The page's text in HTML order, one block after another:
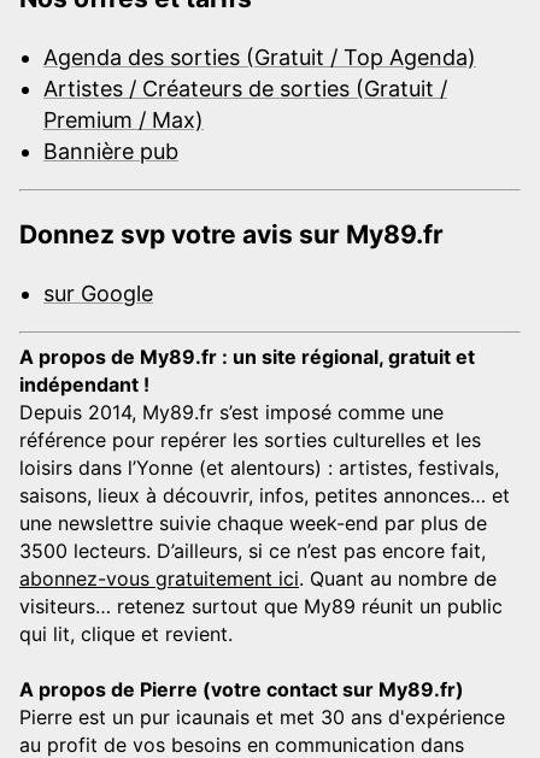
Agenda des sorties (Gratuit / Top Agenda)
Artistes / Créateurs de sorties (Gratuit /
Premium / Max)
Bannière pub
Donnez svp votre avis sur My89.fr
sur Google
A propos de My89.fr : un site régional, gratuit et
indépendant !
Depuis 2014, My89.fr s’est imposé comme une
référence pour repérer les sorties culturelles et les
loisirs dans l’Yonne (et alentours) : artistes, festivals,
saisons, lieux à découvrir, infos, petites annonces… et
une newslettre suivie chaque week-end par plus de
3500 lecteurs. D’ailleurs, si ce n’est pas encore fait,
abonnez-vous gratuitement ici. Quant au nombre de
visiteurs… retenez surtout que My89 réunit un public
qui lit, clique et revient.
A propos de Pierre (votre contact sur My89.fr)
Pierre est un pur icaunais et met 30 ans d'expérience
au profit de vos besoins en communication dans